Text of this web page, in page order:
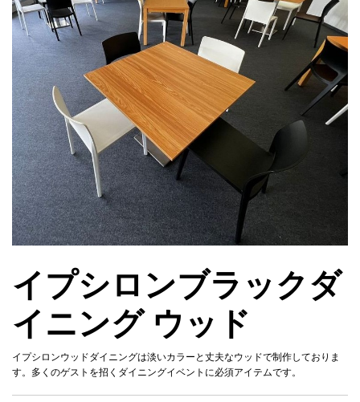
イプシロンブラックダ
イニング ウッド
イプシロンウッドダイニングは淡いカラーと丈夫なウッドで制作しておりま
す。多くのゲストを招くダイニングイベントに必須アイテムです。